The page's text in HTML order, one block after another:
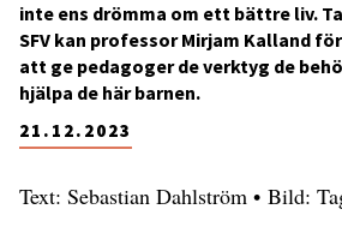
21.12.2023
inte ens drömma om ett bättre liv.
SFV kan professor Mirjam Kalland
att ge pedagoger de verktyg de
hjälpa de här barnen.
Text: Sebastian Dahlström • Bild: